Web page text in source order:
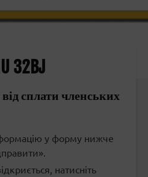
32BJ
сплати членських
у форму нижче
натисніть